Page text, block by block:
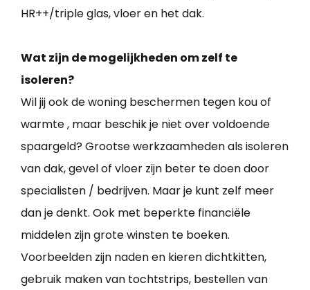
HR++/triple glas, vloer en het dak.
Wat zijn de mogelijkheden om zelf te
isoleren?
Wil jij ook de woning beschermen tegen kou of
warmte , maar beschik je niet over voldoende
spaargeld? Grootse werkzaamheden als isoleren
van dak, gevel of vloer zijn beter te doen door
specialisten / bedrijven. Maar je kunt zelf meer
dan je denkt. Ook met beperkte financiële
middelen zijn grote winsten te boeken.
Voorbeelden zijn naden en kieren dichtkitten,
gebruik maken van tochtstrips, bestellen van